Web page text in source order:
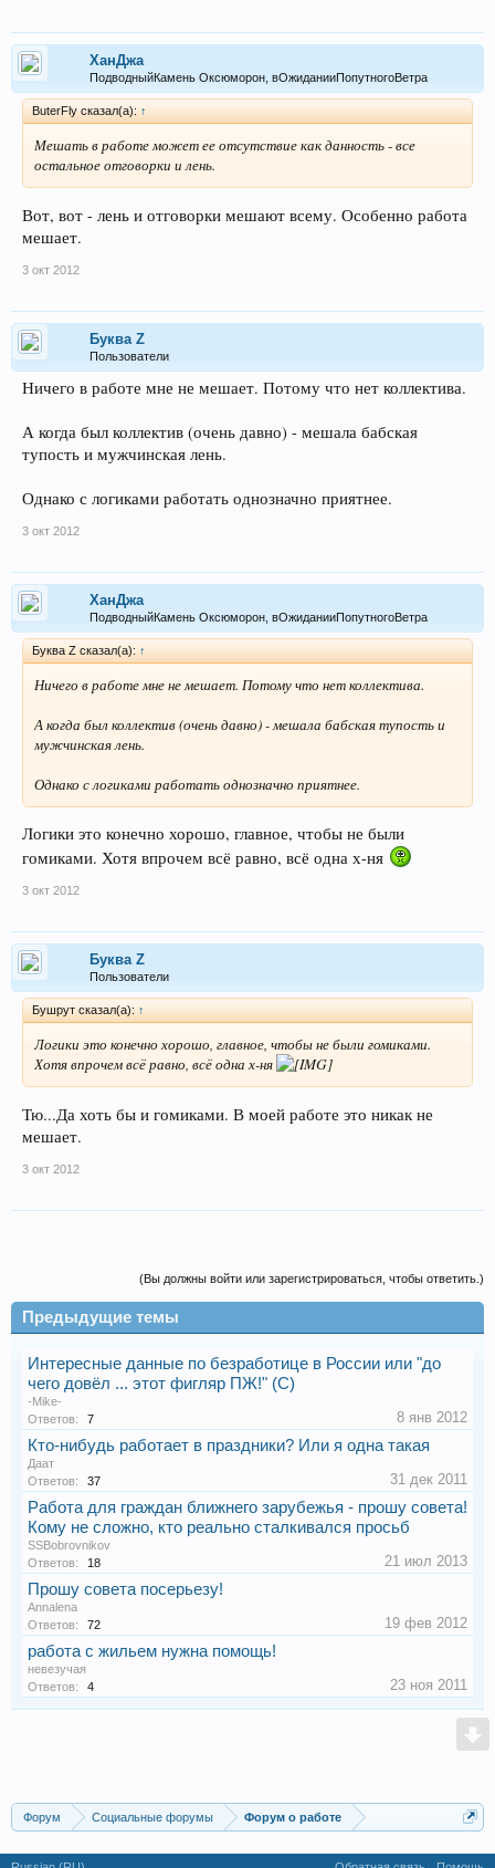
ХанДжа
ПодводныйКамень Оксюморон, вОжиданииПопутногоВетра
ButerFly сказал(а): ↑
Мешать в работе может ее отсутствие как данность - все
остальное отговорки и лень.
Вот, вот - лень и отговорки мешают всему. Особенно работа
мешает.
3 окт 2012
Буква Z
Пользователи
Ничего в работе мне не мешает. Потому что нет коллектива.
А когда был коллектив (очень давно) - мешала бабская
тупость и мужчинская лень.
Однако с логиками работать однозначно приятнее.
3 окт 2012
ХанДжа
ПодводныйКамень Оксюморон, вОжиданииПопутногоВетра
Буква Z сказал(а): ↑
Ничего в работе мне не мешает. Потому что нет коллектива.
А когда был коллектив (очень давно) - мешала бабская тупость и
мужчинская лень.
Однако с логиками работать однозначно приятнее.
Логики это конечно хорошо, главное, чтобы не были
гомиками. Хотя впрочем всё равно, всё одна х-ня
3 окт 2012
Буква Z
Пользователи
Бушрут сказал(а): ↑
Логики это конечно хорошо, главное, чтобы не были гомиками.
Хотя впрочем всё равно, всё одна х-ня
Тю...Да хоть бы и гомиками. В моей работе это никак не
мешает.
3 окт 2012
(Вы должны войти или зарегистрироваться, чтобы ответить.)
Предыдущие темы
Интересные данные по безработице в России или "до
чего довёл ... этот фигляр ПЖ!" (С)
-Mike-
Ответов:
7 8 янв 2012
Кто-нибудь работает в праздники? Или я одна такая
Даат
Ответов:
37 31 дек 2011
Работа для граждан ближнего зарубежья - прошу совета!
Кому не сложно, кто реально сталкивался просьб
SSBobrovnikov
Ответов:
18 21 июл 2013
Прошу совета посерьезу!
Annalena
Ответов:
72 19 фев 2012
работа с жильем нужна помощь!
невезучая
Ответов:
4 23 ноя 2011
Форум Социальные форумы Форум о работе